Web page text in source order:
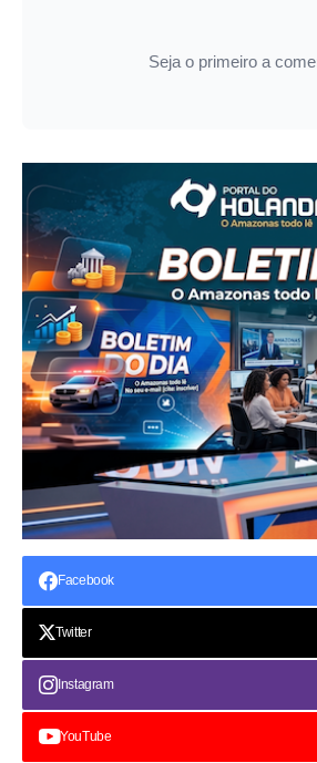
Seja o primeiro a
Facebook
Twitter
Instagram
YouTube